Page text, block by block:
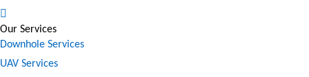
Our Services
Downhole Services
UAV Services